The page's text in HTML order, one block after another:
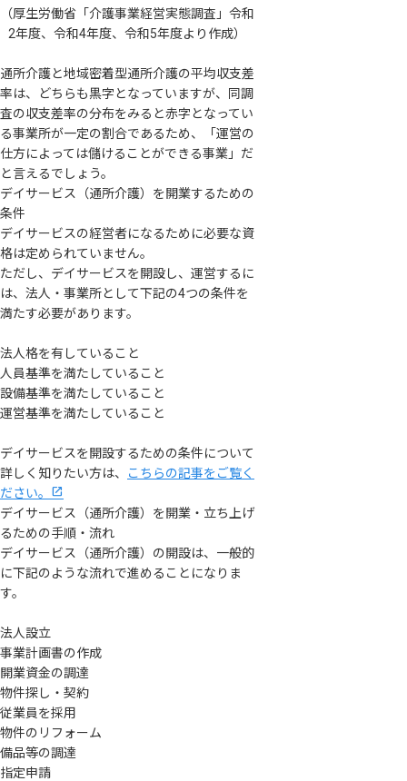
（厚生労働省「介護事業経営実態調査」令和
2年度、令和4年度、令和5年度より作成）
通所介護と地域密着型通所介護の平均収支差
率は、どちらも黒字となっていますが、同調
査の収支差率の分布をみると赤字となってい
る事業所が一定の割合であるため、「運営の
仕方によっては儲けることができる事業」だ
と言えるでしょう。
デイサービス（通所介護）を開業するための
条件
デイサービスの経営者になるために必要な資
格は定められていません。
ただし、デイサービスを開設し、運営するに
は、法人・事業所として下記の4つの条件を
満たす必要があります。
法人格を有していること
人員基準を満たしていること
設備基準を満たしていること
運営基準を満たしていること
デイサービスを開設するための条件について
詳しく知りたい方は、
こちらの記事をご覧く
ださい。
デイサービス（通所介護）を開業・立ち上げ
るための手順・流れ
デイサービス（通所介護）の開設は、一般的
に下記のような流れで進めることになりま
す。
法人設立
事業計画書の作成
開業資金の調達
物件探し・契約
従業員を採用
物件のリフォーム
備品等の調達
指定申請